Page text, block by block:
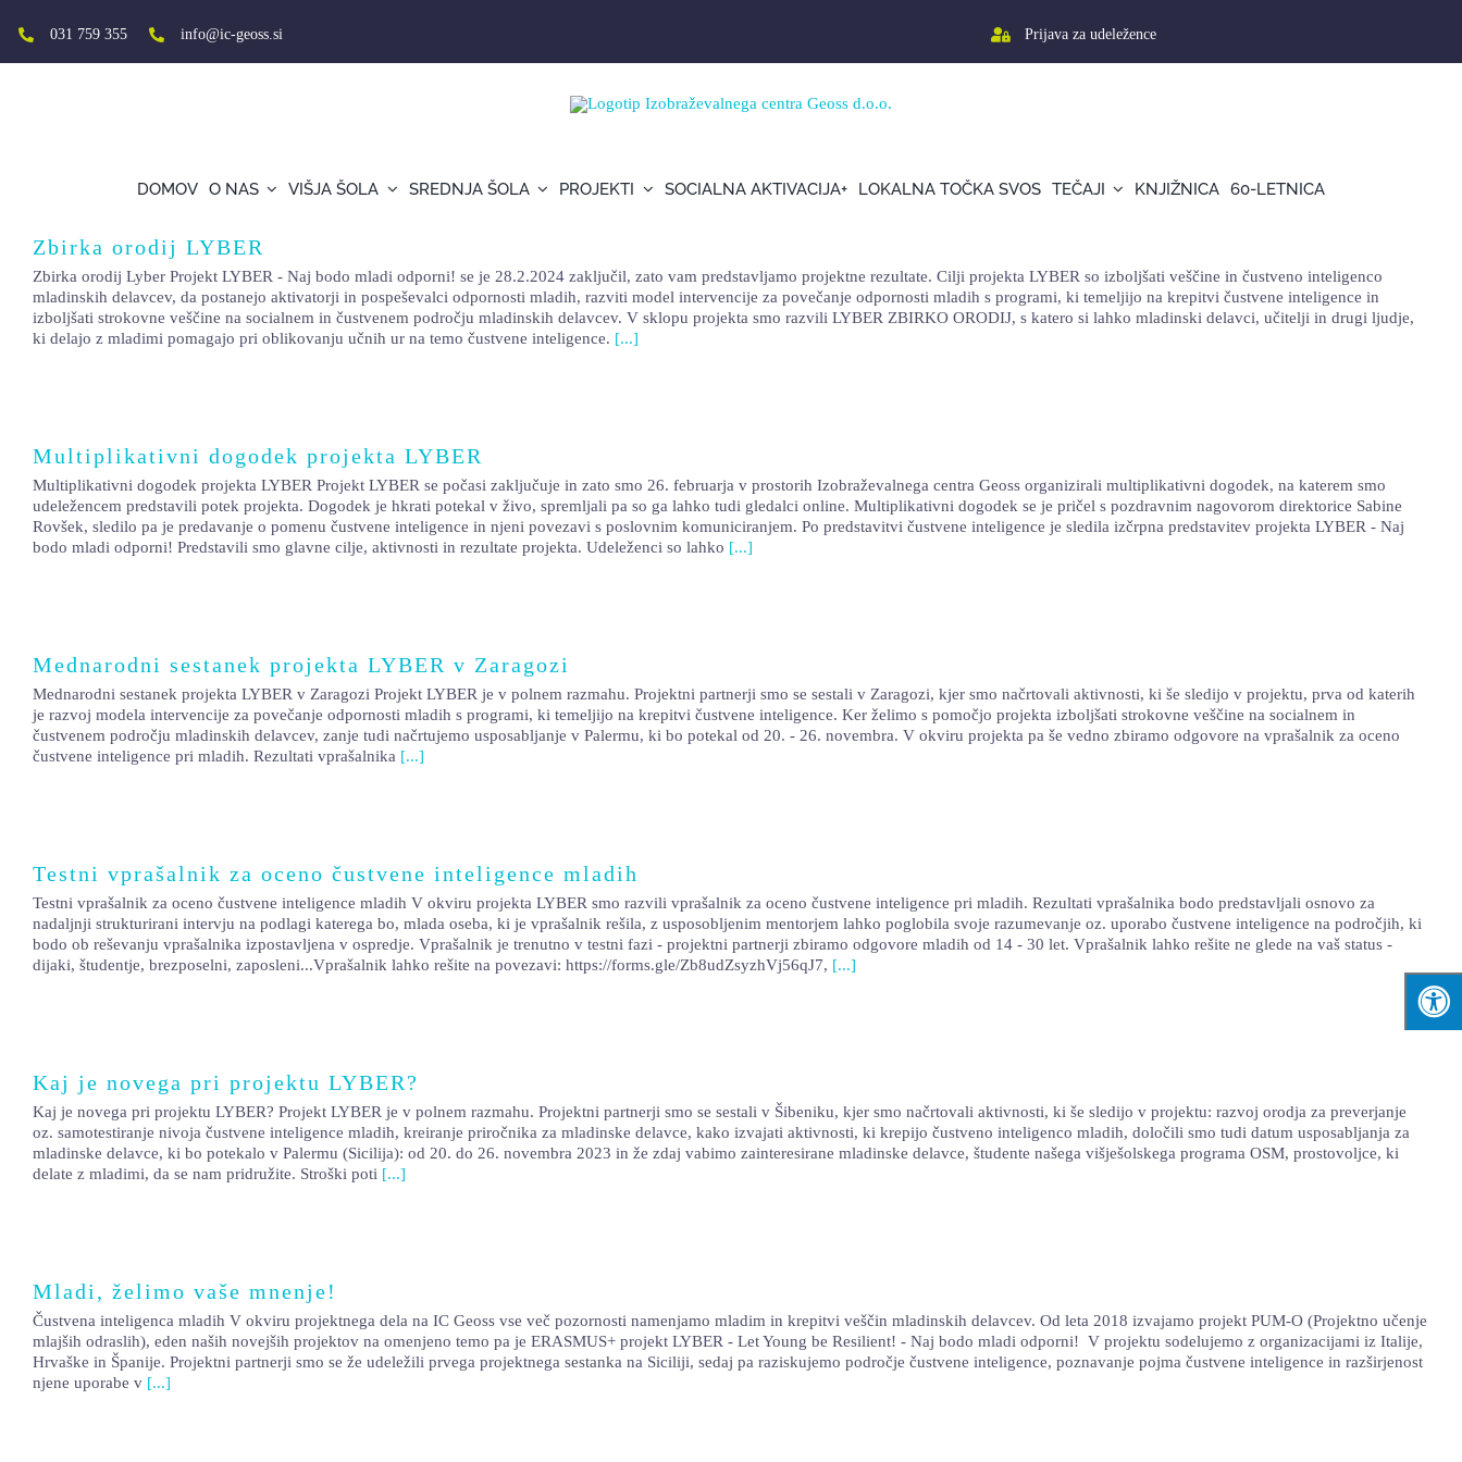
031 759 355 info@ic-geoss.si Prijava za udeležence
DOMOV O NAS VIŠJA ŠOLA SREDNJA ŠOLA PROJEKTI SOCIALNA AKTIVACIJA+ LOKALNA TOČKA SVOS TEČAJI KNJIŽNICA 60-LETNICA
Zbirka orodij LYBER
Zbirka orodij Lyber Projekt LYBER - Naj bodo mladi odporni! se je 28.2.2024 zaključil, zato vam predstavljamo projektne rezultate. Cilji projekta LYBER so izboljšati veščine in čustveno inteligenco
mladinskih delavcev, da postanejo aktivatorji in pospeševalci odpornosti mladih, razviti model intervencije za povečanje odpornosti mladih s programi, ki temeljijo na krepitvi čustvene inteligence in
izboljšati strokovne veščine na socialnem in čustvenem področju mladinskih delavcev. V sklopu projekta smo razvili LYBER ZBIRKO ORODIJ, s katero si lahko mladinski delavci, učitelji in drugi ljudje,
ki delajo z mladimi pomagajo pri oblikovanju učnih ur na temo čustvene inteligence. [...]
Multiplikativni dogodek projekta LYBER
Multiplikativni dogodek projekta LYBER Projekt LYBER se počasi zaključuje in zato smo 26. februarja v prostorih Izobraževalnega centra Geoss organizirali multiplikativni dogodek, na katerem smo
udeležencem predstavili potek projekta. Dogodek je hkrati potekal v živo, spremljali pa so ga lahko tudi gledalci online. Multiplikativni dogodek se je pričel s pozdravnim nagovorom direktorice Sabine
Rovšek, sledilo pa je predavanje o pomenu čustvene inteligence in njeni povezavi s poslovnim komuniciranjem. Po predstavitvi čustvene inteligence je sledila izčrpna predstavitev projekta LYBER - Naj
bodo mladi odporni! Predstavili smo glavne cilje, aktivnosti in rezultate projekta. Udeleženci so lahko [...]
Mednarodni sestanek projekta LYBER v Zaragozi
Mednarodni sestanek projekta LYBER v Zaragozi Projekt LYBER je v polnem razmahu. Projektni partnerji smo se sestali v Zaragozi, kjer smo načrtovali aktivnosti, ki še sledijo v projektu, prva od katerih
je razvoj modela intervencije za povečanje odpornosti mladih s programi, ki temeljijo na krepitvi čustvene inteligence. Ker želimo s pomočjo projekta izboljšati strokovne veščine na socialnem in
čustvenem področju mladinskih delavcev, zanje tudi načrtujemo usposabljanje v Palermu, ki bo potekal od 20. - 26. novembra. V okviru projekta pa še vedno zbiramo odgovore na vprašalnik za oceno
čustvene inteligence pri mladih. Rezultati vprašalnika [...]
Testni vprašalnik za oceno čustvene inteligence mladih
Testni vprašalnik za oceno čustvene inteligence mladih V okviru projekta LYBER smo razvili vprašalnik za oceno čustvene inteligence pri mladih. Rezultati vprašalnika bodo predstavljali osnovo za
nadaljnji strukturirani intervju na podlagi katerega bo, mlada oseba, ki je vprašalnik rešila, z usposobljenim mentorjem lahko poglobila svoje razumevanje oz. uporabo čustvene inteligence na področjih, ki
bodo ob reševanju vprašalnika izpostavljena v ospredje. Vprašalnik je trenutno v testni fazi - projektni partnerji zbiramo odgovore mladih od 14 - 30 let. Vprašalnik lahko rešite ne glede na vaš status -
dijaki, študentje, brezposelni, zaposleni...Vprašalnik lahko rešite na povezavi: https://forms.gle/Zb8udZsyzhVj56qJ7, [...]
Kaj je novega pri projektu LYBER?
Kaj je novega pri projektu LYBER? Projekt LYBER je v polnem razmahu. Projektni partnerji smo se sestali v Šibeniku, kjer smo načrtovali aktivnosti, ki še sledijo v projektu: razvoj orodja za preverjanje
oz. samotestiranje nivoja čustvene inteligence mladih, kreiranje priročnika za mladinske delavce, kako izvajati aktivnosti, ki krepijo čustveno inteligenco mladih, določili smo tudi datum usposabljanja za
mladinske delavce, ki bo potekalo v Palermu (Sicilija): od 20. do 26. novembra 2023 in že zdaj vabimo zainteresirane mladinske delavce, študente našega višješolskega programa OSM, prostovoljce, ki
delate z mladimi, da se nam pridružite. Stroški poti [...]
Mladi, želimo vaše mnenje!
Čustvena inteligenca mladih V okviru projektnega dela na IC Geoss vse več pozornosti namenjamo mladim in krepitvi veščin mladinskih delavcev. Od leta 2018 izvajamo projekt PUM-O (Projektno učenje
mlajših odraslih), eden naših novejših projektov na omenjeno temo pa je ERASMUS+ projekt LYBER - Let Young be Resilient! - Naj bodo mladi odporni! V projektu sodelujemo z organizacijami iz Italije,
Hrvaške in Španije. Projektni partnerji smo se že udeležili prvega projektnega sestanka na Siciliji, sedaj pa raziskujemo področje čustvene inteligence, poznavanje pojma čustvene inteligence in razširjenost
njene uporabe v [...]